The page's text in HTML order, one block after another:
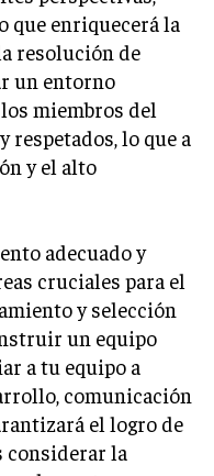
que enriquecerá la
resolución de
un entorno
miembros del
respetados, lo que a
y el alto
adecuado y
cruciales para el
y selección
un equipo
a tu equipo a
comunicación
el logro de
considerar la